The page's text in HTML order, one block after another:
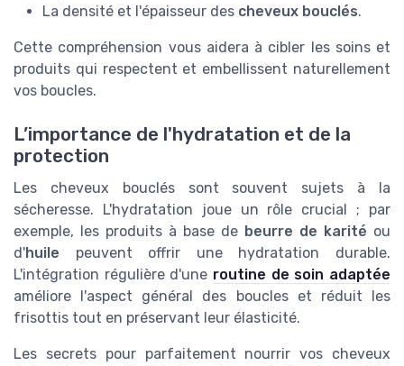
La densité et l'épaisseur des cheveux bouclés.
Cette compréhension vous aidera à cibler les soins et
produits qui respectent et embellissent naturellement
vos boucles.
L’importance de l'hydratation et de la
protection
Les cheveux bouclés sont souvent sujets à la
sécheresse. L'hydratation joue un rôle crucial ; par
exemple, les produits à base de beurre de karité ou
d'huile peuvent offrir une hydratation durable.
L'intégration régulière d'une routine de soin adaptée
améliore l'aspect général des boucles et réduit les
frisottis tout en préservant leur élasticité.
Les secrets pour parfaitement nourrir vos cheveux